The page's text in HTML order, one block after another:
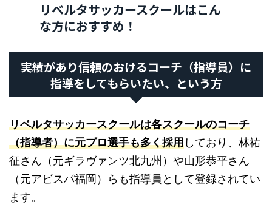
リベルタサッカースクールはこん
な方におすすめ！
実績があり信頼のおけるコーチ（指導員）に
指導をしてもらいたい、という方
リベルタサッカースクールは各スクールのコーチ
（指導者）に元プロ選手も多く採用しており、林祐
征さん（元ギラヴァンツ北九州）や山形恭平さん
（元アビスパ福岡）らも指導員として登録されてい
ます。